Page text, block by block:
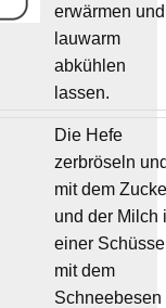
erwärmen und
lauwarm
abkühlen
lassen.
Die Hefe
zerbröseln
mit dem
und der Milch
einer
mit dem
Schneebesen